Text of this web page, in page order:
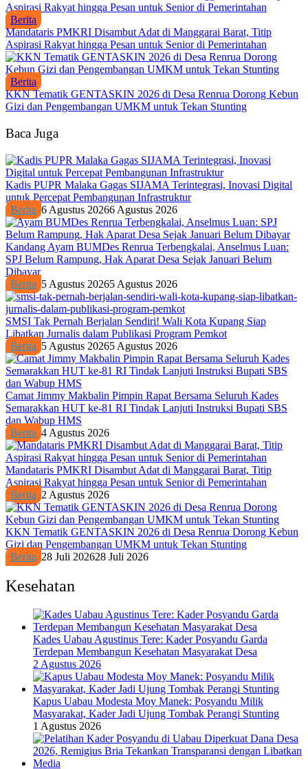
Berita
Mandataris PMKRI Disambut Adat di Manggarai Barat, Titip
Aspirasi Rakyat hingga Pesan untuk Senior di Pemerintahan
Berita
KKN Tematik GENTASKIN 2026 di Desa Renrua Dorong Kebun
Gizi dan Pengembangan UMKM untuk Tekan Stunting
Baca Juga
Kadis PUPR Malaka Gagas SIJAMA Terintegrasi, Inovasi Digital
untuk Percepat Pembangunan Infrastruktur
Berita 6 Agustus 20266 Agustus 2026
Kandang Ayam BUMDes Renrua Terbengkalai, Anselmus Luan:
SPJ Belum Rampung, Hak Aparat Desa Sejak Januari Belum
Dibayar
Berita 5 Agustus 20265 Agustus 2026
SMSI Tak Pernah Berjalan Sendiri! Wali Kota Kupang Siap
Libatkan Jurnalis dalam Publikasi Program Pemkot
Berita 5 Agustus 20265 Agustus 2026
Camat Jimmy Makbalin Pimpin Rapat Bersama Seluruh Kades
Semarakkan HUT ke-81 RI Tindak Lanjuti Instruksi Bupati SBS
dan Wabup HMS
Berita 4 Agustus 2026
Mandataris PMKRI Disambut Adat di Manggarai Barat, Titip
Aspirasi Rakyat hingga Pesan untuk Senior di Pemerintahan
Berita 2 Agustus 2026
KKN Tematik GENTASKIN 2026 di Desa Renrua Dorong Kebun
Gizi dan Pengembangan UMKM untuk Tekan Stunting
Berita 28 Juli 202628 Juli 2026
Kesehatan
Kades Uabau Agustinus Tere: Kader Posyandu Garda
Terdepan Membangun Kesehatan Masyarakat Desa
2 Agustus 2026
Kapus Uabau Modesta Moy Manek: Posyandu Milik
Masyarakat, Kader Jadi Ujung Tombak Perangi Stunting
1 Agustus 2026